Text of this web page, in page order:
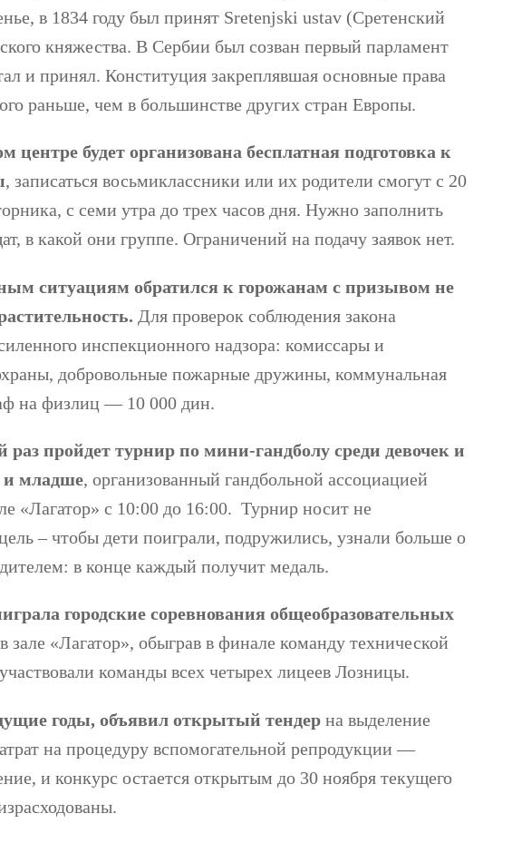
в 1834 году был принят Sretenjski ustav (Сретенский
княжества. В Сербии был созван первый парламент
и принял. Конституция закреплявшая основные права
раньше, чем в большинстве других стран Европы.
центре будет организована бесплатная подготовка к
, записаться восьмиклассники или их родители смогут с 20
с семи утра до трех часов дня. Нужно заполнить
в какой они группе. Ограничений на подачу заявок нет.
ситуациям обратился к горожанам с призывом не
Для проверок соблюдения закона
инспекционного надзора: комиссары и
добровольные пожарные дружины, коммунальная
на физлиц — 10 000 дин.
раз пройдет турнир по мини-гандболу среди девочек и
и младше, организованный гандбольной ассоциацией
«Лагатор» с 10:00 до 16:00. Турнир носит не
– чтобы дети поиграли, подружились, узнали больше о
в конце каждый получит медаль.
городские соревнования общеобразовательных
в зале «Лагатор», обыграв в финале команду технической
команды всех четырех лицеев Лозницы.
годы, объявил открытый тендер на выделение
на процедуру вспомогательной репродукции —
и конкурс остается открытым до 30 ноября текущего